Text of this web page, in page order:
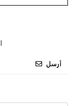
أرسل